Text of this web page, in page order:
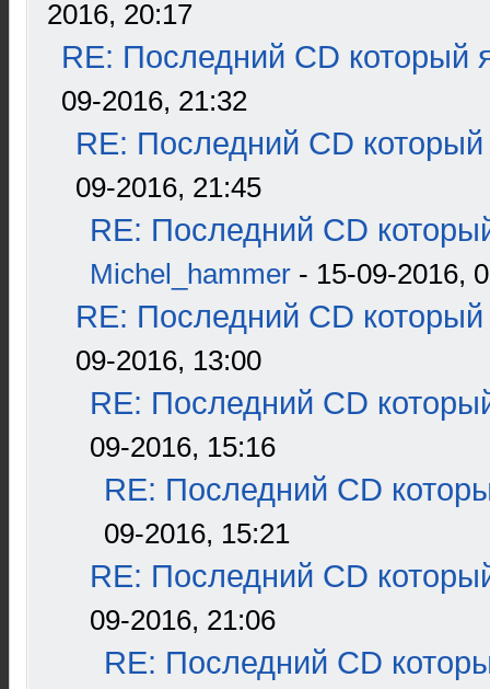
2016, 20:17
RE: Последний CD который
09-2016, 21:32
RE: Последний CD который
09-2016, 21:45
RE: Последний CD
Michel_hammer - 15-09-2016,
RE: Последний CD который
09-2016, 13:00
RE: Последний CD
09-2016, 15:16
RE: Последний CD
09-2016, 15:21
RE: Последний CD
09-2016, 21:06
RE: Последний CD